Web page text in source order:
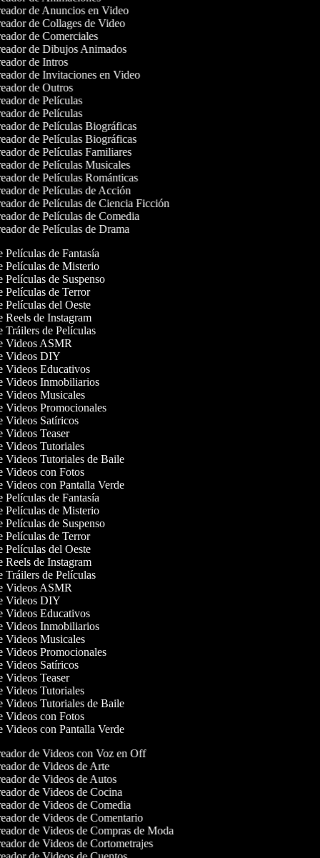
de Anuncios en Video
de Collages de Video
de Comerciales
de Dibujos Animados
de Intros
de Invitaciones en Video
de Outros
de Películas
de Películas
de Películas Biográficas
de Películas Biográficas
de Películas Familiares
de Películas Musicales
de Películas Románticas
de Películas de Acción
de Películas de Ciencia Ficción
de Películas de Comedia
de Películas de Drama
Películas de Fantasía
Películas de Misterio
Películas de Suspenso
Películas de Terror
Películas del Oeste
Reels de Instagram
Tráilers de Películas
Videos ASMR
Videos DIY
Videos Educativos
Videos Inmobiliarios
Videos Musicales
Videos Promocionales
Videos Satíricos
Videos Teaser
Videos Tutoriales
Videos Tutoriales de Baile
Videos con Fotos
Videos con Pantalla Verde
Películas de Fantasía
Películas de Misterio
Películas de Suspenso
Películas de Terror
Películas del Oeste
Reels de Instagram
Tráilers de Películas
Videos ASMR
Videos DIY
Videos Educativos
Videos Inmobiliarios
Videos Musicales
Videos Promocionales
Videos Satíricos
Videos Teaser
Videos Tutoriales
Videos Tutoriales de Baile
Videos con Fotos
Videos con Pantalla Verde
de Videos con Voz en Off
de Videos de Arte
de Videos de Autos
de Videos de Cocina
de Videos de Comedia
de Videos de Comentario
de Videos de Compras de Moda
de Videos de Cortometrajes